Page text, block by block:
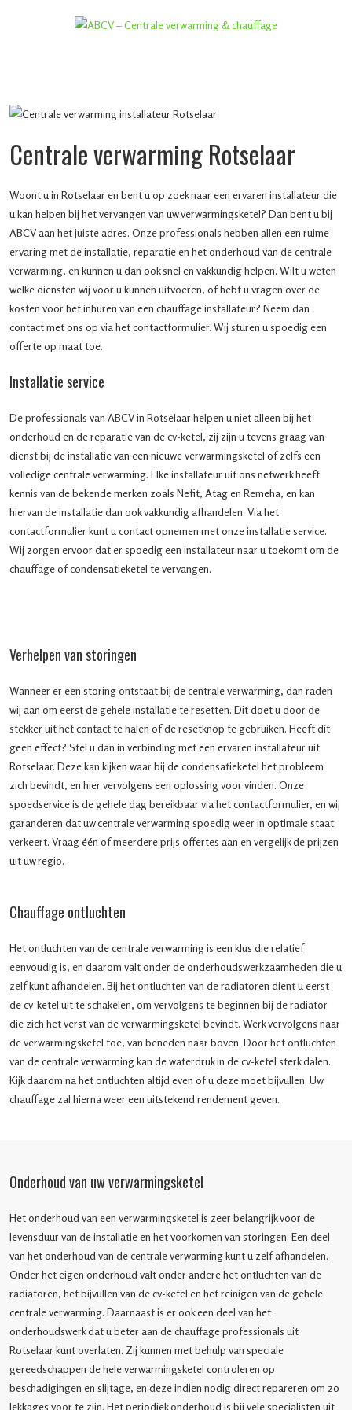
Centrale verwarming Rotselaar
Woont u in Rotselaar en bent u op zoek naar een ervaren installateur die
u kan helpen bij het vervangen van uw verwarmingsketel? Dan bent u bij
ABCV aan het juiste adres. Onze professionals hebben allen een ruime
ervaring met de installatie, reparatie en het onderhoud van de centrale
verwarming, en kunnen u dan ook snel en vakkundig helpen. Wilt u weten
welke diensten wij voor u kunnen uitvoeren, of hebt u vragen over de
kosten voor het inhuren van een chauffage installateur? Neem dan
contact met ons op via het contactformulier. Wij sturen u spoedig een
offerte op maat toe.
Installatie service
De professionals van ABCV in Rotselaar helpen u niet alleen bij het
onderhoud en de reparatie van de cv-ketel, zij zijn u tevens graag van
dienst bij de installatie van een nieuwe verwarmingsketel of zelfs een
volledige centrale verwarming. Elke installateur uit ons netwerk heeft
kennis van de bekende merken zoals Nefit, Atag en Remeha, en kan
hiervan de installatie dan ook vakkundig afhandelen. Via het
contactformulier kunt u contact opnemen met onze installatie service.
Wij zorgen ervoor dat er spoedig een installateur naar u toekomt om de
chauffage of condensatieketel te vervangen.
Verhelpen van storingen
Wanneer er een storing ontstaat bij de centrale verwarming, dan raden
wij aan om eerst de gehele installatie te resetten. Dit doet u door de
stekker uit het contact te halen of de resetknop te gebruiken. Heeft dit
geen effect? Stel u dan in verbinding met een ervaren installateur uit
Rotselaar. Deze kan kijken waar bij de condensatieketel het probleem
zich bevindt, en hier vervolgens een oplossing voor vinden. Onze
spoedservice is de gehele dag bereikbaar via het contactformulier, en wij
garanderen dat uw centrale verwarming spoedig weer in optimale staat
verkeert. Vraag één of meerdere prijs offertes aan en vergelijk de prijzen
uit uw regio.
Chauffage ontluchten
Het ontluchten van de centrale verwarming is een klus die relatief
eenvoudig is, en daarom valt onder de onderhoudswerkzaamheden die u
zelf kunt afhandelen. Bij het ontluchten van de radiatoren dient u eerst
de cv-ketel uit te schakelen, om vervolgens te beginnen bij de radiator
die zich het verst van de verwarmingsketel bevindt. Werk vervolgens naar
de verwarmingsketel toe, van beneden naar boven. Door het ontluchten
van de centrale verwarming kan de waterdruk in de cv-ketel sterk dalen.
Kijk daarom na het ontluchten altijd even of u deze moet bijvullen. Uw
chauffage zal hierna weer een uitstekend rendement geven.
Onderhoud van uw verwarmingsketel
Het onderhoud van een verwarmingsketel is zeer belangrijk voor de
levensduur van de installatie en het voorkomen van storingen. Een deel
van het onderhoud van de centrale verwarming kunt u zelf afhandelen.
Onder het eigen onderhoud valt onder andere het ontluchten van de
radiatoren, het bijvullen van de cv-ketel en het reinigen van de gehele
centrale verwarming. Daarnaast is er ook een deel van het
onderhoudswerk dat u beter aan de chauffage professionals uit
Rotselaar kunt overlaten. Zij kunnen met behulp van speciale
gereedschappen de hele verwarmingsketel controleren op
beschadigingen en slijtage, en deze indien nodig direct repareren om zo
lekkages voor te zijn. Het periodiek onderhoud is bij vele specialisten uit